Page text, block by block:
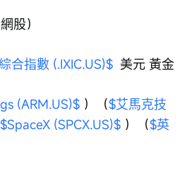
股）
合指數 (.IXIC.US)$
  美元 黃金
(ARM.US)$ ）（$艾馬克技
$SpaceX (SPCX.US)$ ）（$英